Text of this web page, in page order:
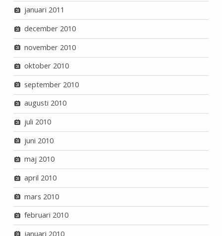
januari 2011
december 2010
november 2010
oktober 2010
september 2010
augusti 2010
juli 2010
juni 2010
maj 2010
april 2010
mars 2010
februari 2010
januari 2010